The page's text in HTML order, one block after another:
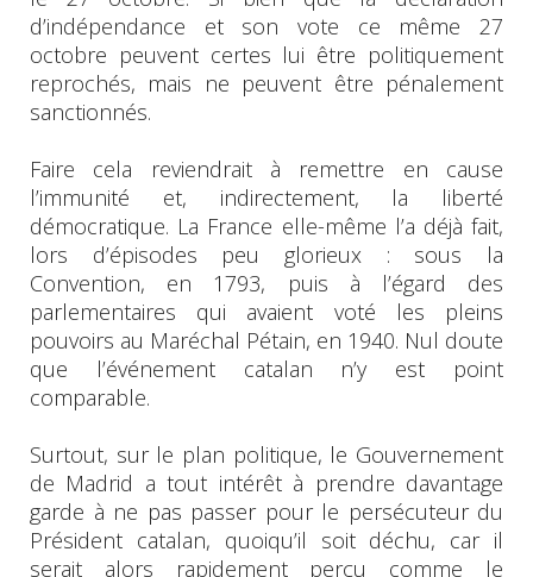
d’indépendance et son vote ce même 27
octobre peuvent certes lui être politiquement
reprochés, mais ne peuvent être pénalement
sanctionnés.
Faire cela reviendrait à remettre en cause
l’immunité et, indirectement, la liberté
démocratique. La France elle-même l’a déjà fait,
lors d’épisodes peu glorieux : sous la
Convention, en 1793, puis à l’égard des
parlementaires qui avaient voté les pleins
pouvoirs au Maréchal Pétain, en 1940. Nul doute
que l’événement catalan n’y est point
comparable.
Surtout, sur le plan politique, le Gouvernement
de Madrid a tout intérêt à prendre davantage
garde à ne pas passer pour le persécuteur du
Président catalan, quoiqu’il soit déchu, car il
serait alors rapidement perçu comme le